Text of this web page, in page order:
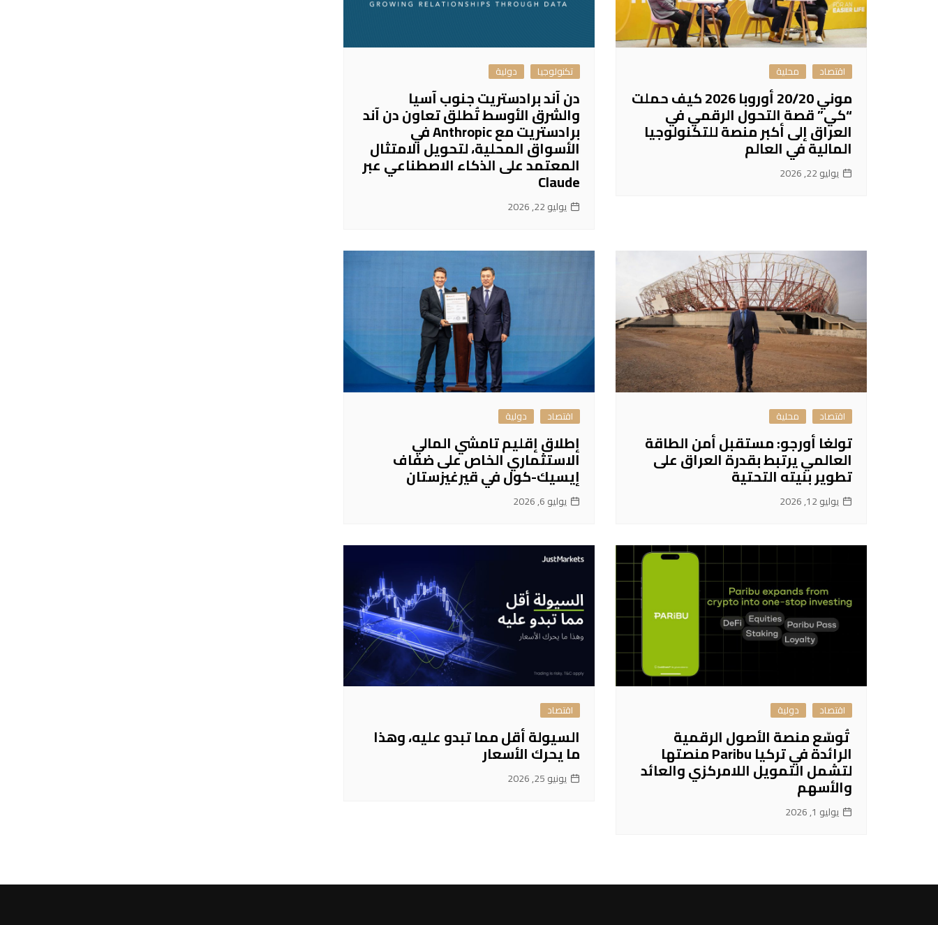
اقتصاد محلية
موني 20/20 أوروبا 2026 كيف حملت
“كي” قصة التحول الرقمي في
العراق إلى أكبر منصة للتكنولوجيا
المالية في العالم
يوليو 22, 2026
تكنولوجيا دولية
دن آند برادستريت جنوب آسيا
والشرق الأوسط تُطلق تعاون دن آند
برادستريت مع Anthropic في
الأسواق المحلية، لتحويل الامتثال
المعتمد على الذكاء الاصطناعي عبر
Claude
يوليو 22, 2026
اقتصاد محلية
تولغا أورجو: مستقبل أمن الطاقة
العالمي يرتبط بقدرة العراق على
تطوير بنيته التحتية
يوليو 12, 2026
اقتصاد دولية
إطلاق إقليم تامشي المالي
الاستثماري الخاص على ضفاف
إيسيك-كول في قيرغيزستان
يوليو 6, 2026
اقتصاد دولية
تُوسّع منصة الأصول الرقمية
الرائدة في تركيا Paribu منصتها
لتشمل التمويل اللامركزي والعائد
والأسهم
يوليو 1, 2026
اقتصاد
السيولة أقل مما تبدو عليه، وهذا
ما يحرك الأسعار
يونيو 25, 2026